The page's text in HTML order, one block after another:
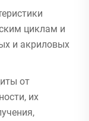
циклам и
и акриловых
от
их